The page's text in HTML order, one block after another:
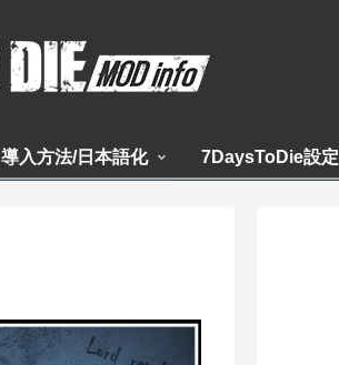
導入方法/日本語化 7DaysToDie設定